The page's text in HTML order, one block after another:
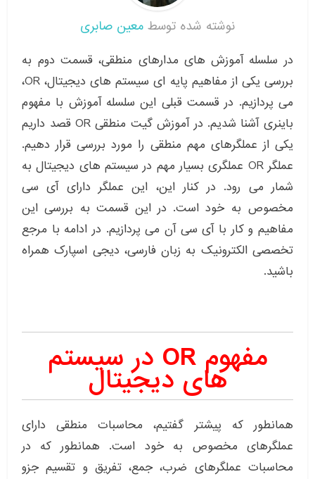
نوشته شده توسط معین صابری
در سلسله آموزش های مدارهای منطقی، قسمت دوم به
بررسی یکی از مفاهیم پایه ای سیستم های دیجیتال، OR،
می پردازیم. در قسمت قبلی این سلسله آموزش با مفهوم
باینری آشنا شدیم. در آموزش گیت منطقی OR قصد داریم
یکی از عملگرهای مهم منطقی را مورد بررسی قرار دهیم.
عملگر OR عملگری بسیار مهم در سیستم های دیجیتال به
شمار می رود. در کنار این، این عملگر دارای آی سی
مخصوص به خود است. در این قسمت به بررسی این
مفاهیم و کار با آی سی آن می پردازیم. در ادامه با مرجع
تخصصی الکترونیک به زبان فارسی، دیجی اسپارک همراه
باشید.
مفهوم OR در سیستم
های دیجیتال
همانطور که پیشتر گفتیم، محاسبات منطقی دارای
عملگرهای مخصوص به خود است. همانطور که در
محاسبات عملگرهای ضرب، جمع، تفریق و تقسیم جزو